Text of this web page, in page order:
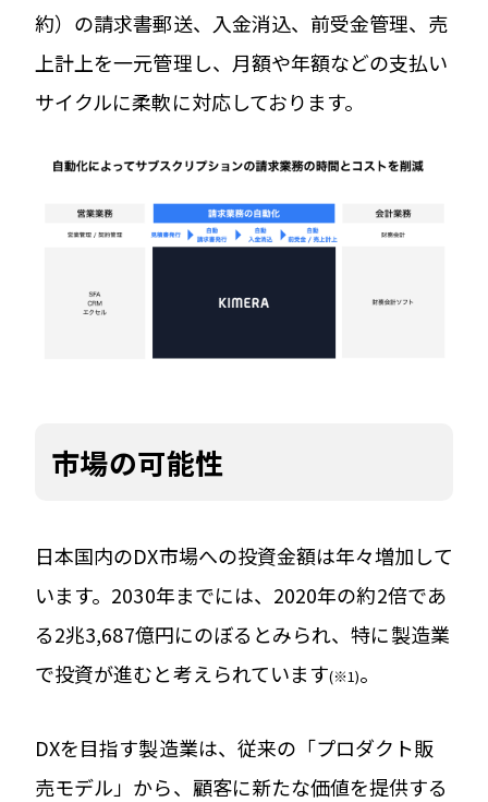
約）の請求書郵送、入金消込、前受金管理、売
上計上を一元管理し、月額や年額などの支払い
サイクルに柔軟に対応しております。
市場の可能性
日本国内のDX市場への投資金額は年々増加して
います。2030年までには、2020年の約2倍であ
る2兆3,687億円にのぼるとみられ、特に製造業
で投資が進むと考えられています(※1)。
DXを目指す製造業は、従来の「プロダクト販
売モデル」から、顧客に新たな価値を提供する